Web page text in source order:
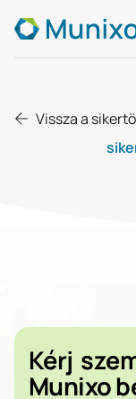
Vissza a
Kérj
Munixo